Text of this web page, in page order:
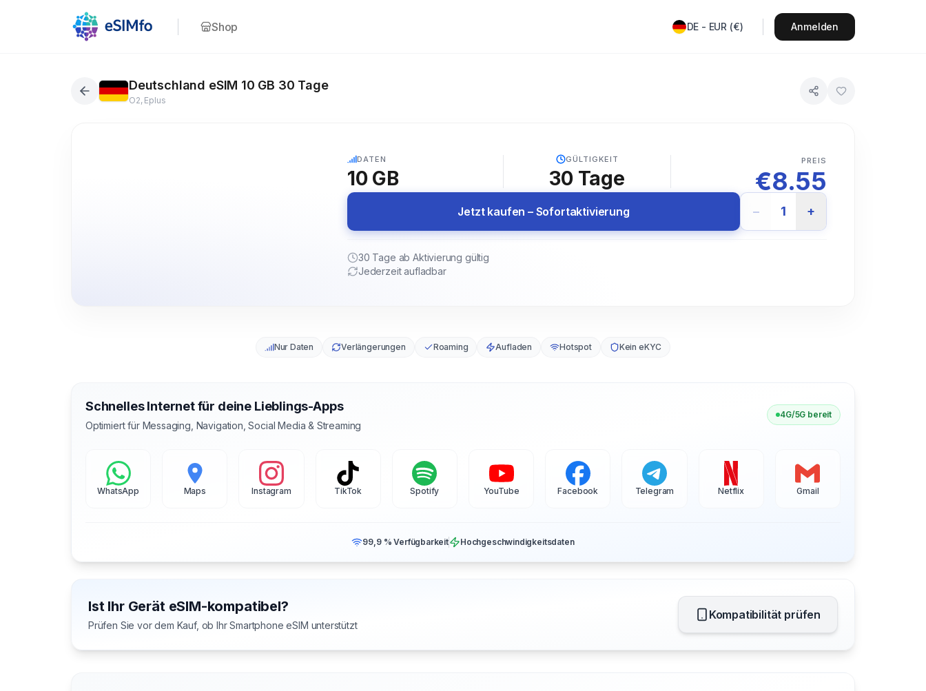
Shop DE - EUR (€) Anmelden
Deutschland eSIM 10 GB 30 Tage
O2, Eplus
DATEN
10 GB
GÜLTIGKEIT
30 Tage
PREIS
€8.55
Jetzt kaufen – Sofortaktivierung − 1 +
30 Tage ab Aktivierung gültig
Jederzeit aufladbar
Nur Daten Verlängerungen Roaming Aufladen Hotspot Kein eKYC
Schnelles Internet für deine Lieblings-Apps
Optimiert für Messaging, Navigation, Social Media & Streaming
4G/5G bereit
WhatsApp Maps Instagram TikTok Spotify YouTube Facebook Telegram Netflix Gmail
99,9 % Verfügbarkeit Hochgeschwindigkeitsdaten
Ist Ihr Gerät eSIM-kompatibel?
Prüfen Sie vor dem Kauf, ob Ihr Smartphone eSIM unterstützt
Kompatibilität prüfen